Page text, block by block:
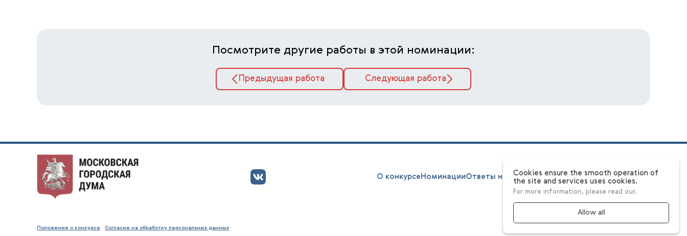
Посмотрите другие работы в этой номинации:
Предыдущая работа Следующая работа
О конкурсе НоминацииОтветы на вопросы Этапы Конкурсная комиссия
Положение о конкурсе Согласие на обработку персональных данных
Cookies ensure the smooth operation of
the site and services uses cookies.
For more information, please read our.
Allow all